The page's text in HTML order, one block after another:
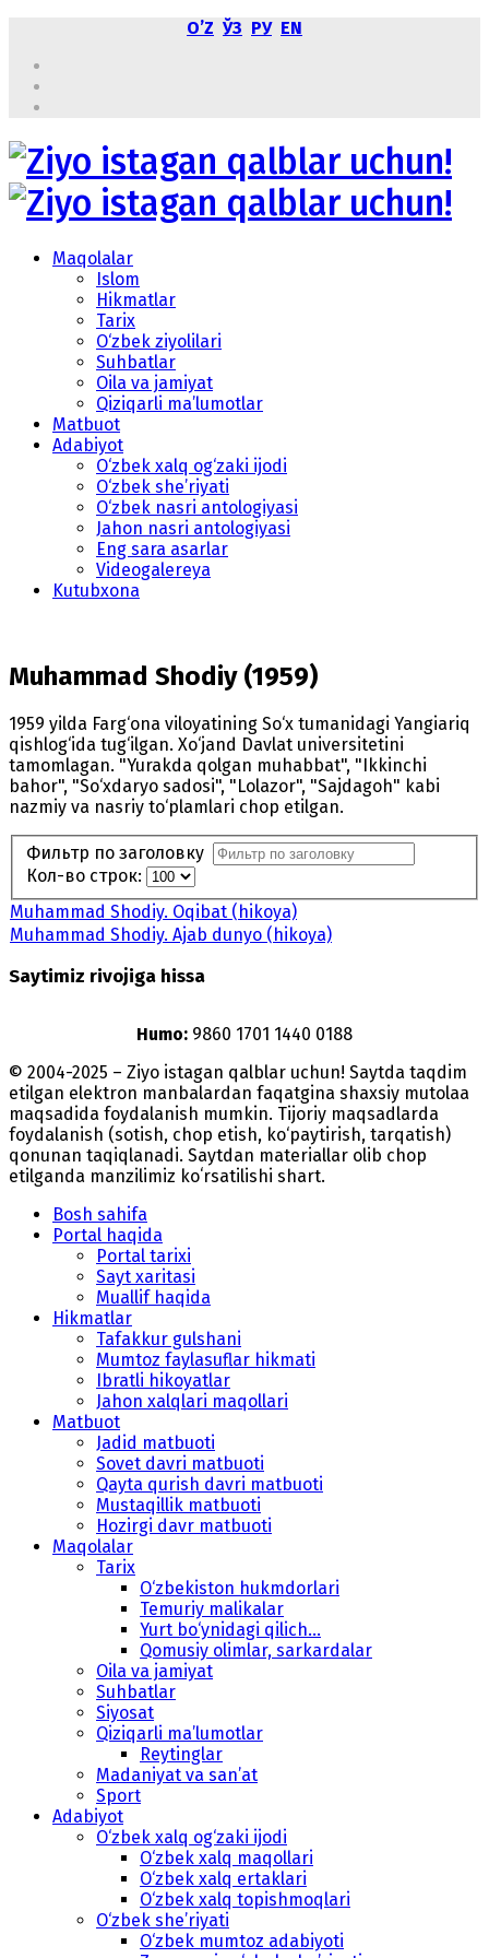
OʼZ ЎЗ РУ EN
Maqolalar
Islom
Hikmatlar
Tarix
O‘zbek ziyolilari
Suhbatlar
Oila va jamiyat
Qiziqarli ma’lumotlar
Matbuot
Adabiyot
O‘zbek xalq og‘zaki ijodi
O‘zbek she’riyati
O‘zbek nasri antologiyasi
Jahon nasri antologiyasi
Eng sara asarlar
Videogalereya
Kutubxona
Muhammad Shodiy (1959)
1959 yilda Farg‘ona viloyatining So‘x tumanidagi Yangiariq
qishlog‘ida tug‘ilgan. Xo‘jand Davlat universitetini
tamomlagan. "Yurakda qolgan muhabbat", "Ikkinchi
bahor", "So‘xdaryo sadosi", "Lolazor", "Sajdagoh" kabi
nazmiy va nasriy to‘plamlari chop etilgan.
Фильтр по заголовку
Кол-во строк:
Muhammad Shodiy. Oqibat (hikoya)
Muhammad Shodiy. Ajab dunyo (hikoya)
Saytimiz rivojiga hissa
Humo: 9860 1701 1440 0188
© 2004-2025 – Ziyo istagan qalblar uchun! Saytda taqdim
etilgan elektron manbalardan faqatgina shaxsiy mutolaa
maqsadida foydalanish mumkin. Tijoriy maqsadlarda
foydalanish (sotish, chop etish, ko‘paytirish, tarqatish)
qonunan taqiqlanadi. Saytdan materiallar olib chop
etilganda manzilimiz koʻrsatilishi shart.
Bosh sahifa
Portal haqida
Portal tarixi
Sayt xaritasi
Muallif haqida
Hikmatlar
Tafakkur gulshani
Mumtoz faylasuflar hikmati
Ibratli hikoyatlar
Jahon xalqlari maqollari
Matbuot
Jadid matbuoti
Sovet davri matbuoti
Qayta qurish davri matbuoti
Mustaqillik matbuoti
Hozirgi davr matbuoti
Maqolalar
Tarix
O‘zbekiston hukmdorlari
Temuriy malikalar
Yurt bo‘ynidagi qilich...
Qomusiy olimlar, sarkardalar
Oila va jamiyat
Suhbatlar
Siyosat
Qiziqarli ma’lumotlar
Reytinglar
Madaniyat va san’at
Sport
Adabiyot
O‘zbek xalq og‘zaki ijodi
O‘zbek xalq maqollari
O‘zbek xalq ertaklari
O‘zbek xalq topishmoqlari
O‘zbek she’riyati
O‘zbek mumtoz adabiyoti